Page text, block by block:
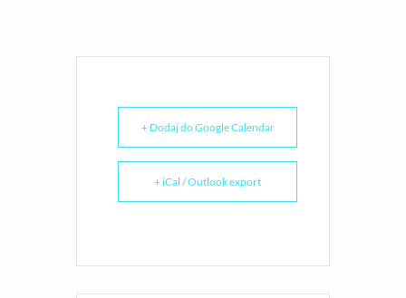
+ Dodaj do Google Calendar
+ iCal / Outlook export